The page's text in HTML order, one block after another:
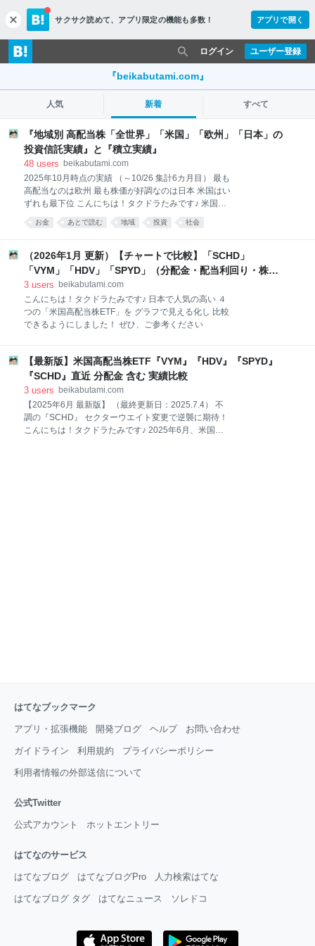
c
l
o
s
サクサク読めて、 アプリ限定の機能も多数！ アプリで開く
ユーザー登録
ログイン
『beikabutami.com』
人気 新着 すべて
『地域別 高配当株「全世界」「米国」「欧州」「日本」の
投資信託実績』と『積立実績』
48 users beikabutami.com
2025年10月時点の実績 （～10/26 集計6カ月目） 最も
高配当なのは欧州 最も株価が好調なのは日本 米国はい
ずれも最下位 こんにちは！タクドラたみです♪ 米国株
1強時代が 長く続いています しかし、今後 10年くら
い、サイクル的に 米国株より、伸びしろの大きい 他の
きています この記事では、高配当株に フォーカスを当
て、地域別 投資信託の 実績比較と、私の投資実績を紹
介します 対象は「全世界」「米国」「欧州」「日本」
お金 あとで読む 地域 投資 社会
（2026年1月 更新）【チャートで比較】「SCHD」
「VYM」「HDV」「SPYD」（分配金・配当利回り・株価
推移）
3 users beikabutami.com
こんにちは！タクドラたみです♪ 日本で人気の高い ４
つの「米国高配当株ETF」を グラフで見える化し 比較
できるようにしました！ ぜひ、ご参考ください
【最新版】米国高配当株ETF『VYM』『HDV』『SPYD』
『SCHD』直近 分配金 含む 実績比較
3 users beikabutami.com
【2025年6月 最新版】 （最終更新日：2025.7.4） 不
調の『SCHD』 セクターウエイト変更で逆襲に期待！
こんにちは！タクドラたみです♪ 2025年6月、米国高
はてなブックマーク
アプリ・拡張機能 開発ブログ ヘルプ お問い合わせ
ガイドライン 利用規約 プライバシーポリシー
利用者情報の外部送信について
公式Twitter
公式アカウント ホットエントリー
はてなのサービス
はてなブログ はてなブログPro 人力検索はてな
はてなブログ タグ はてなニュース ソレドコ